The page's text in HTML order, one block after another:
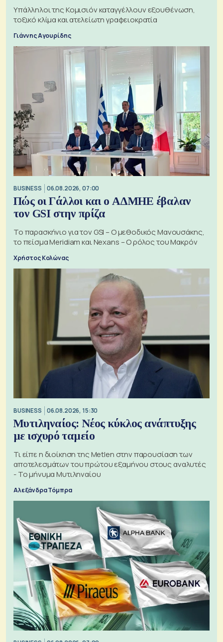
Υπάλληλοι της Κομισιόν καταγγέλλουν εξουθένωση,
τοξικό κλίμα και ατελείωτη γραφειοκρατία
Γιάννης Αγουρίδης
BUSINESS 06.08.2026, 07:00
Πώς οι Γάλλοι και ο ΑΔΜΗΕ έβαλαν
τον GSI στην πρίζα
Το παρασκήνιο για τον GSI – Ο μεθοδικός Μανουσάκης,
το πείσμα Meridiam και Nexans – Ο ρόλος του Μακρόν
Χρήστος Κολώνας
BUSINESS 06.08.2026, 15:30
Μυτιληναίος: Νέος κύκλος ανάπτυξης
με ισχυρό ταμείο
Τι είπε η διοίκηση της Metlen στην παρουσίαση των
αποτελεσμάτων του πρώτου εξαμήνου στους αναλυτές
- Το μήνυμα Μυτιληναίου
Αλεξάνδρα Τόμπρα